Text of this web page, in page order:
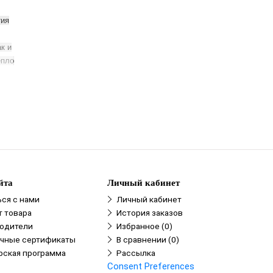
и
с нами
товара
сертификаты
программа
Личный кабинет
Личный кабинет
История заказов
Избранное (0)
В сравнении (0)
Рассылка
Consent Preferences